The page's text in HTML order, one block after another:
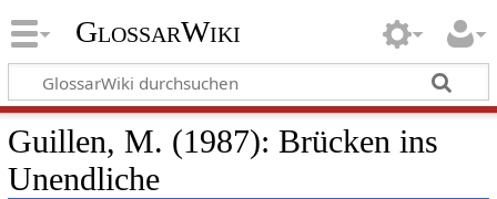
GlossarWiki
Guillen, M. (1987): Brücken ins
Unendliche